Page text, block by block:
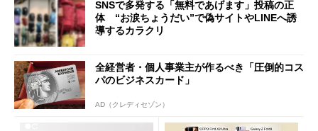
SNSで多発する「無料であげます」投稿の正
体 “お涙ちょうだい”で偽サイトやLINEへ誘
導するカラクリ
全経営者・個人事業主が作るべき「圧倒的コス
パのビジネスカード」
AD（クレディセゾン）